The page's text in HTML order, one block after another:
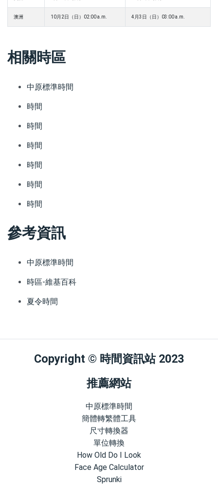
澳洲 10月2日（日）02:00 a.m. 4月3日（日）03:00 a.m.
相關時區
中原標準時間
時間
時間
時間
時間
時間
時間
參考資訊
中原標準時間
時區-維基百科
夏令時間
Copyright © 時間資訊站 2023
推薦網站
中原標準時間
簡體轉繁體工具
尺寸轉換器
單位轉換
How Old Do I Look
Face Age Calculator
Sprunki